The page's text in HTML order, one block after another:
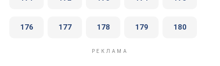
176 177 178 179 180